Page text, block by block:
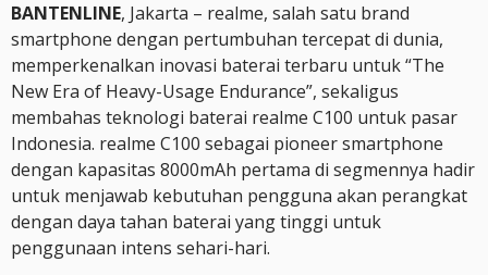
BANTENLINE, Jakarta – realme, salah satu brand
smartphone dengan pertumbuhan tercepat di dunia,
memperkenalkan inovasi baterai terbaru untuk “The
New Era of Heavy-Usage Endurance”, sekaligus
membahas teknologi baterai realme C100 untuk pasar
Indonesia. realme C100 sebagai pioneer smartphone
dengan kapasitas 8000mAh pertama di segmennya hadir
untuk menjawab kebutuhan pengguna akan perangkat
dengan daya tahan baterai yang tinggi untuk
penggunaan intens sehari-hari.